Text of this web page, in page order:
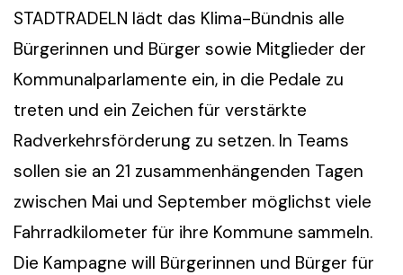
STADTRADELN lädt das Klima-Bündnis alle
Bürgerinnen und Bürger sowie Mitglieder der
Kommunalparlamente ein, in die Pedale zu
treten und ein Zeichen für verstärkte
Radverkehrsförderung zu setzen. In Teams
sollen sie an 21 zusammenhängenden Tagen
zwischen Mai und September möglichst viele
Fahrradkilometer für ihre Kommune sammeln.
Die Kampagne will Bürgerinnen und Bürger für